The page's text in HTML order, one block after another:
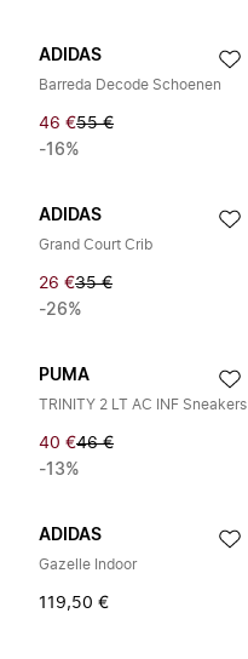
ADIDAS
Barreda Decode Schoenen
46 €55 €
-16%
ADIDAS
Grand Court Crib
26 €35 €
-26%
PUMA
TRINITY 2 LT AC INF Sneakers
40 €46 €
-13%
ADIDAS
Gazelle Indoor
119,50 €